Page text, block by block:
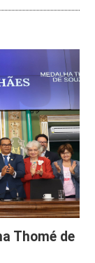
Thomé de